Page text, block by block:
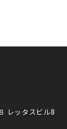
レッタスビル8